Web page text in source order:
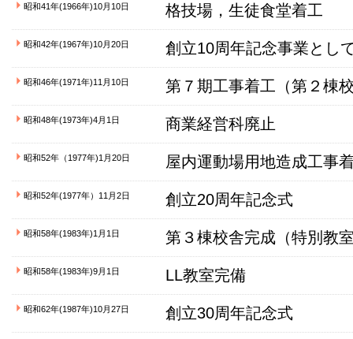
昭和41年(1966年)10月10日 格技場，生徒食堂着工
昭和42年(1967年)10月20日 創立10周年記念事業とし
昭和46年(1971年)11月10日 第７期工事着工（第２棟
昭和48年(1973年)4月1日 商業経営科廃止
昭和52年（1977年)1月20日 屋内運動場用地造成工事
昭和52年(1977年）11月2日 創立20周年記念式
昭和58年(1983年)1月1日 第３棟校舎完成（特別教
昭和58年(1983年)9月1日 LL教室完備
昭和62年(1987年)10月27日 創立30周年記念式